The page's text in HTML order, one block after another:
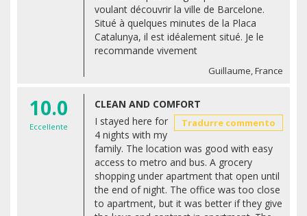
voulant découvrir la ville de Barcelone.
Situé à quelques minutes de la Placa
Catalunya, il est idéalement situé. Je le
recommande vivement
Guillaume, France
10.0
Eccellente
CLEAN AND COMFORT
Tradurre commento
I stayed here for
4 nights with my
family. The location was good with easy
access to metro and bus. A grocery
shopping under apartment that open until
the end of night. The office was too close
to apartment, but it was better if they give